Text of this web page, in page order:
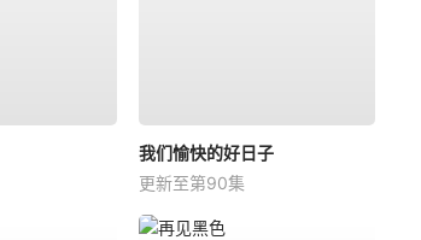
我们愉快的好日子
更新至第90集